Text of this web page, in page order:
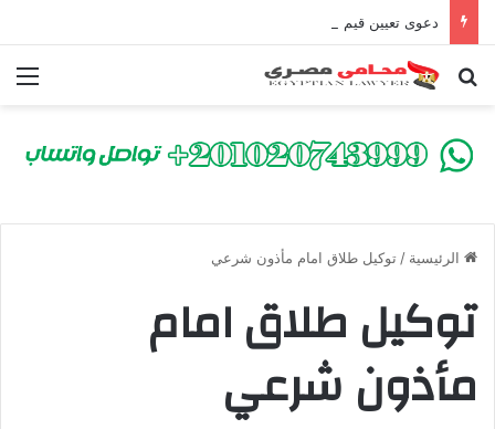
بحث عن
الرئيسية / توكيل طلاق امام مأذون شرعي
توكيل طلاق امام
مأذون شرعي